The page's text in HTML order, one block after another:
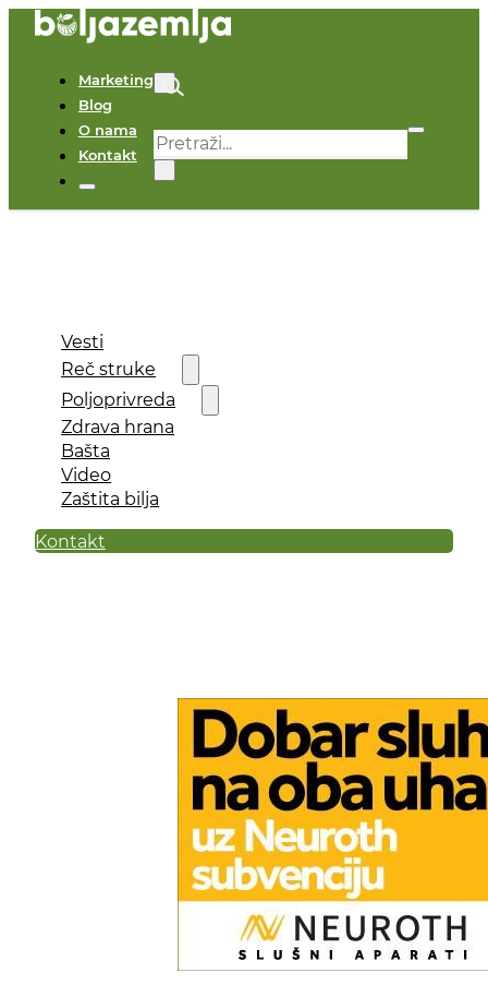
Marketing
Blog
O nama
Kontakt
Pretraga
Vesti
Reč struke
Poljoprivreda
Zdrava hrana
Bašta
Video
Zaštita bilja
Kontakt